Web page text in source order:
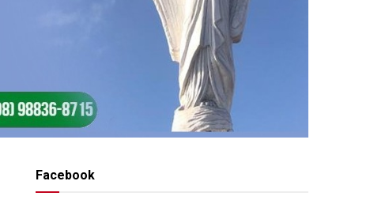
Facebook